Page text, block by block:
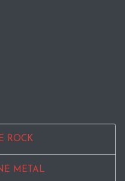
ROCK
METAL